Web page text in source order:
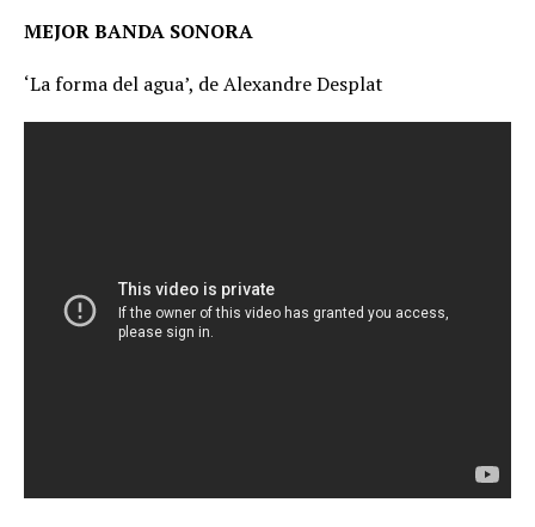
MEJOR BANDA SONORA
‘La forma del agua’, de Alexandre Desplat